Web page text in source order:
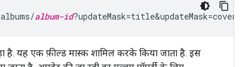
album-id
है. यह एक फ़ील्ड मास्क शामिल करके किया जाता है. इस